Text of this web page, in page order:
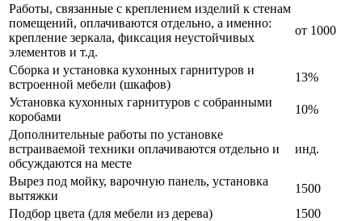
Работы, связанные с креплением изделий к стенам
помещений, оплачиваются отдельно, а именно:
крепление зеркала, фиксация неустойчивых
элементов и т.д.
от 1000
Сборка и установка кухонных гарнитуров и
встроенной мебели (шкафов)
13%
Установка кухонных гарнитуров с собранными
коробами
10%
Дополнительные работы по установке
встраиваемой техники оплачиваются отдельно и
обсуждаются на месте
инд.
Вырез под мойку, варочную панель, установка
вытяжки
1500
Подбор цвета (для мебели из дерева)
1500